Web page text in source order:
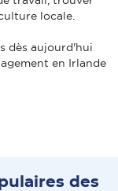
locale.
dès aujourd'hui
en Irlande
des